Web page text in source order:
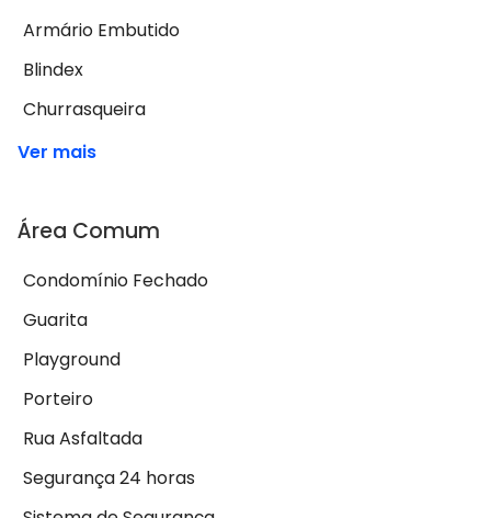
Armário Embutido
Blindex
Churrasqueira
Ver mais
Área Comum
Condomínio Fechado
Guarita
Playground
Porteiro
Rua Asfaltada
Segurança 24 horas